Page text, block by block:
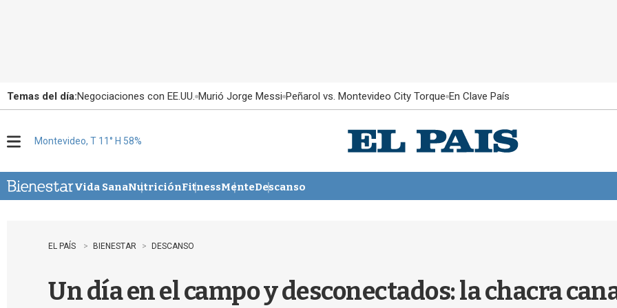
Temas del día:Negociaciones con EE.UU. Murió Jorge Messi Peñarol vs. Montevideo City Torque En Clave País
u
Montevideo, T 11° H 58%
Vida SanaNutriciónFitnessMenteDescanso
EL PAÍS BIENESTAR DESCANSO
Un día en el campo y desconectados: la chacra